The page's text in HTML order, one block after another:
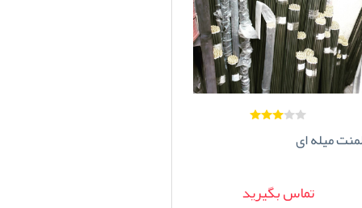
میله ای
تماس بگیرید